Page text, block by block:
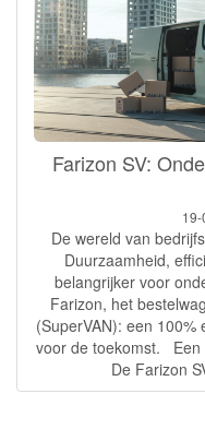
Farizon SV:
De wereld van
Duurzaamheid,
belangrijker voor
Farizon, het
(SuperVAN): een
voor de toekomst. Een
De Farizon